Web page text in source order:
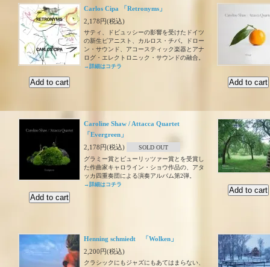
Carlos Cipa 「Retronyms」
2,178円(税込)
サティ、ドビュッシーの影響を受けたドイツ
の新生ピアニスト、カルロス・チパ。ドロー
ン・サウンド、アコースティック楽器とアナ
ログ・エレクトロニック・サウンドの融合。
→詳細はコチラ
Caroline Shaw / Attacca Quartet
「Evergreen」
2,178円(税込)
SOLD OUT
グラミー賞とピューリッツァー賞とを受賞し
た作曲家キャロライン・ショウ作品の、アタ
ッカ四重奏団による演奏アルバム第2弾。
→詳細はコチラ
Henning schmiedt 「Wolken」
2,200円(税込)
クラシックにもジャズにもあてはまらない、